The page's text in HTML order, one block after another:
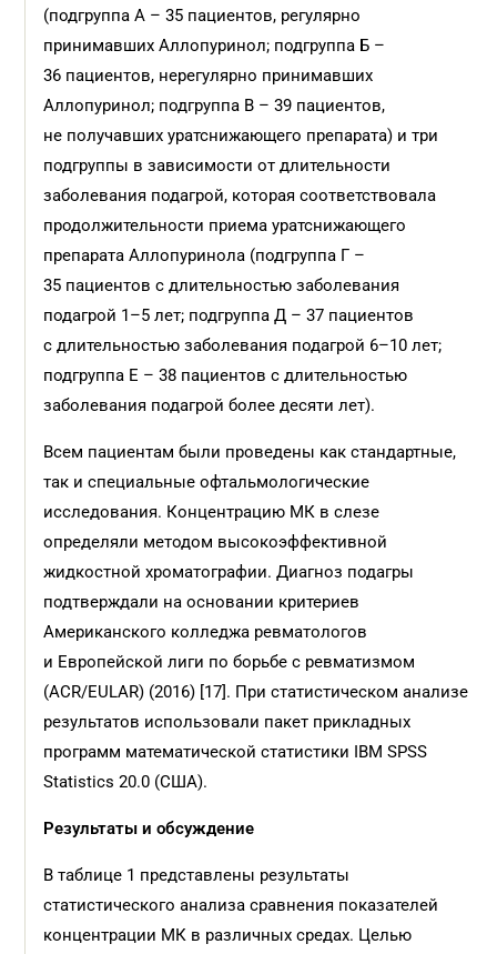
(подгруппа А – 35 пациентов, регулярно
принимавших Аллопуринол; подгруппа Б –
36 пациентов, нерегулярно принимавших
Аллопуринол; подгруппа В – 39 пациентов,
не получавших уратснижающего препарата) и три
подгруппы в зависимости от длительности
заболевания подагрой, которая соответствовала
продолжительности приема уратснижающего
препарата Аллопуринола (подгруппа Г –
35 пациентов с длительностью заболевания
подагрой 1–5 лет; подгруппа Д – 37 пациентов
с длительностью заболевания подагрой 6–10 лет;
подгруппа Е – 38 пациентов с длительностью
заболевания подагрой более десяти лет).
Всем пациентам были проведены как стандартные,
так и специальные офтальмологические
исследования. Концентрацию МК в слезе
определяли методом высокоэффективной
жидкостной хроматографии. Диагноз подагры
подтверждали на основании критериев
Американского колледжа ревматологов
и Европейской лиги по борьбе с ревматизмом
(ACR/EULAR) (2016) [17]. При статистическом анализе
результатов использовали пакет прикладных
программ математической статистики IBM SPSS
Statistics 20.0 (США).
Результаты и обсуждение
В таблице 1 представлены результаты
статистического анализа сравнения показателей
концентрации МК в различных средах. Целью